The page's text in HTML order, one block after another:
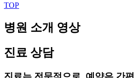
TOP
병원 소개 영상
진료 상담